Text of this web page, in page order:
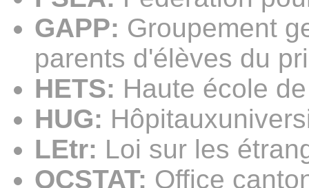
GAPP: Groupement
parents d'élèves du
HETS: Haute école
HUG:
LEtr: Loi sur les
OCSTAT: Office